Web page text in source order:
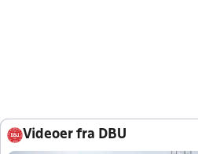
Videoer fra DBU